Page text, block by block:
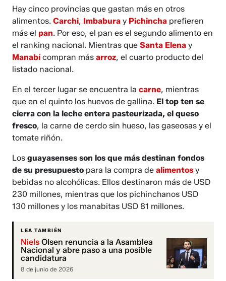
Hay cinco provincias que gastan más en otros
alimentos.Carchi, Imbaburay Pichincha prefieren
más elpan. Por eso, el pan es el segundo alimento en
el ranking nacional. Mientras queSanta Elenay
Manabícompran másarroz, el cuarto producto del
listado nacional.
En el tercer lugar se encuentra lacarne, mientras
que en el quinto los huevos de gallina. El top ten se
cierra con la leche entera pasteurizada, el queso
fresco, la carne de cerdo sin hueso, las gaseosas y el
tomate riñón.
Losguayasenses son los que más destinan fondos
de su presupuesto para la compra dealimentosy
bebidas no alcohólicas. Ellos destinaron más de USD
230 millones, mientras que los pichinchanos USD
130 millones y los manabitas USD 81 millones.
LEA TAMBIÉN
Niels Olsen renuncia a la Asamblea
Nacional y abre paso a una posible
candidatura
8 de junio de 2026